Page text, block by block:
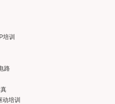
合我们项目的开发要求，解决了很多困
生
。在曙海居然有MTK驱动的培训，老
很多，确实学到了东西。受益无穷 啊
关的项目感觉更加得心应手了，理 论加
行业的财富，听了他们的课，茅塞顿开。
培训
路
培训